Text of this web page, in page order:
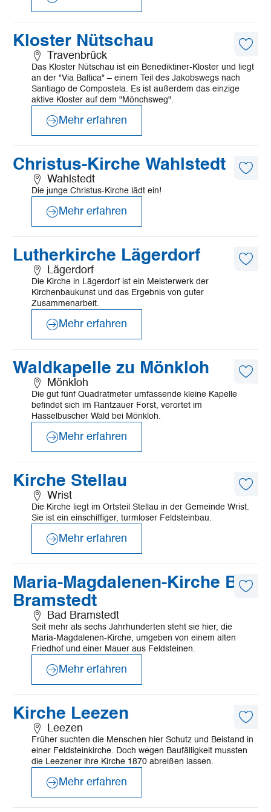
Kloster Nütschau
Travenbrück
Das Kloster Nütschau ist ein Benediktiner-Kloster und liegt
an der "Via Baltica" – einem Teil des Jakobswegs nach
Santiago de Compostela. Es ist außerdem das einzige
aktive Kloster auf dem "Mönchsweg".
Mehr
erfahren
Mehr erfahren
Christus-Kirche Wahlstedt
Wahlstedt
Die junge Christus-Kirche lädt ein!
Mehr
erfahren
Mehr erfahren
Lutherkirche Lägerdorf
Lägerdorf
Die Kirche in Lägerdorf ist ein Meisterwerk der
Kirchenbaukunst und das Ergebnis von guter
Zusammenarbeit.
Mehr
erfahren
Mehr erfahren
Waldkapelle zu Mönkloh
Mönkloh
Die gut fünf Quadratmeter umfassende kleine Kapelle
befindet sich im Rantzauer Forst, verortet im
Hasselbuscher Wald bei Mönkloh.
Mehr
erfahren
Mehr erfahren
Kirche Stellau
Wrist
Die Kirche liegt im Ortsteil Stellau in der Gemeinde Wrist.
Sie ist ein einschiffiger, turmloser Feldsteinbau.
Mehr
erfahren
Mehr erfahren
Maria-Magdalenen-Kirche Bad
Bramstedt
Bad Bramstedt
Seit mehr als sechs Jahrhunderten steht sie hier, die
Maria-Magdalenen-Kirche, umgeben von einem alten
Friedhof und einer Mauer aus Feldsteinen.
Mehr
erfahren
Mehr erfahren
Kirche Leezen
Leezen
Früher suchten die Menschen hier Schutz und Beistand in
einer Feldsteinkirche. Doch wegen Baufälligkeit mussten
die Leezener ihre Kirche 1870 abreißen lassen.
Mehr
erfahren
Mehr erfahren